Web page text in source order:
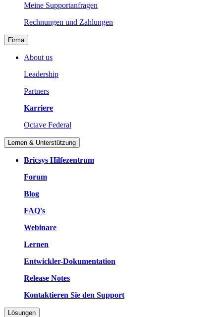
Meine Supportanfragen
Rechnungen und Zahlungen
Firma
About us
Leadership
Partners
Karriere
Octave Federal
Lernen & Unterstützung
Bricsys Hilfezentrum
Forum
Blog
FAQ's
Webinare
Lernen
Entwickler-Dokumentation
Release Notes
Kontaktieren Sie den Support
Lösungen